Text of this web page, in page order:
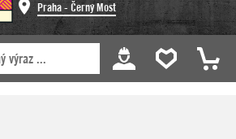
Praha - Černý Most